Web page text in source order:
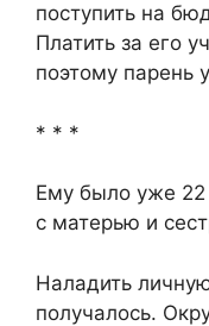
поступить на
Платить за его
поэтому парень
* * *
Ему было уже
с матерью и
Наладить
получалось.